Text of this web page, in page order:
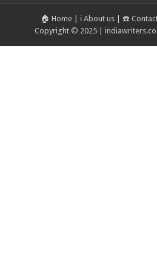
🏠 Home| ℹ️ About us| ☎️
Copyright © 2025 |